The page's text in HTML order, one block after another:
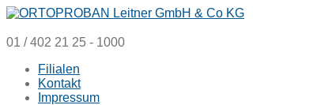
01 / 402 21 25 - 1000
Filialen
Kontakt
Impressum